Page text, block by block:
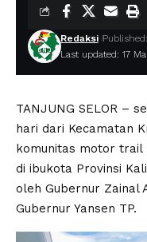
Last updated: 17
Redaksi
TANJUNG SELOR –
hari dari Kecamatan
komunitas motor trail
di ibukota Provinsi
oleh Gubernur Zainal
Gubernur Yansen TP.